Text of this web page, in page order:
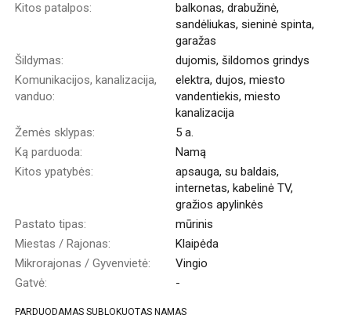
Kitos patalpos:
balkonas, drabužinė,
sandėliukas, sieninė spinta,
garažas
Šildymas:
dujomis, šildomos grindys
Komunikacijos, kanalizacija,
vanduo:
elektra, dujos, miesto
vandentiekis, miesto
kanalizacija
Žemės sklypas:
5 a.
Ką parduoda:
Namą
Kitos ypatybės:
apsauga, su baldais,
internetas, kabelinė TV,
gražios apylinkės
Pastato tipas:
mūrinis
Miestas / Rajonas:
Klaipėda
Mikrorajonas / Gyvenvietė:
Vingio
Gatvė:
-
PARDUODAMAS SUBLOKUOTAS NAMAS